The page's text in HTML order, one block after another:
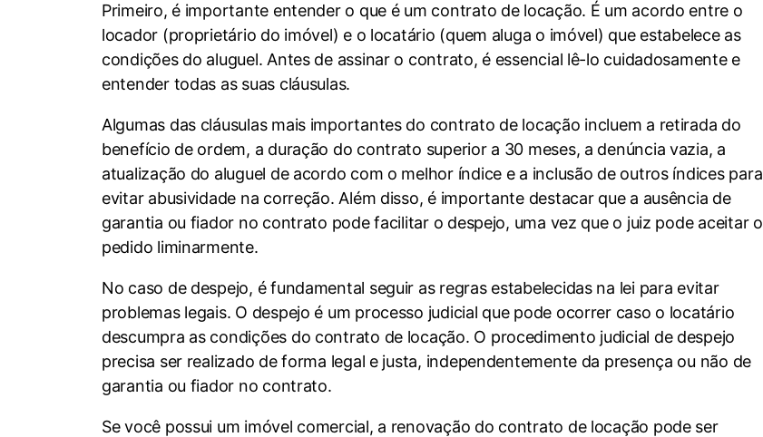
Primeiro, é importante entender o que é um contrato de locação. É um acordo entre o
locador (proprietário do imóvel) e o locatário (quem aluga o imóvel) que estabelece as
condições do aluguel. Antes de assinar o contrato, é essencial lê-lo cuidadosamente e
entender todas as suas cláusulas.
Algumas das cláusulas mais importantes do contrato de locação incluem a retirada do
benefício de ordem, a duração do contrato superior a 30 meses, a denúncia vazia, a
atualização do aluguel de acordo com o melhor índice e a inclusão de outros índices para
evitar abusividade na correção. Além disso, é importante destacar que a ausência de
garantia ou fiador no contrato pode facilitar o despejo, uma vez que o juiz pode aceitar o
pedido liminarmente.
No caso de despejo, é fundamental seguir as regras estabelecidas na lei para evitar
problemas legais. O despejo é um processo judicial que pode ocorrer caso o locatário
descumpra as condições do contrato de locação. O procedimento judicial de despejo
precisa ser realizado de forma legal e justa, independentemente da presença ou não de
garantia ou fiador no contrato.
Se você possui um imóvel comercial, a renovação do contrato de locação pode ser